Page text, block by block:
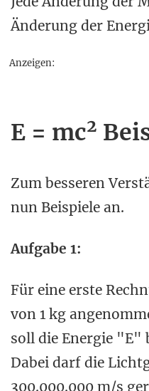
Änderung der
Anzeigen:
E = mc2
Zum besseren
nun Beispiele an.
Aufgabe 1:
Für eine erste
von 1 kg
soll die Energie "E"
Dabei darf die
300.000.000 m/s